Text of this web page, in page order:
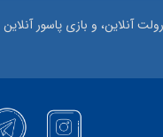
آنلاین، و بازی پاسور آنلاین